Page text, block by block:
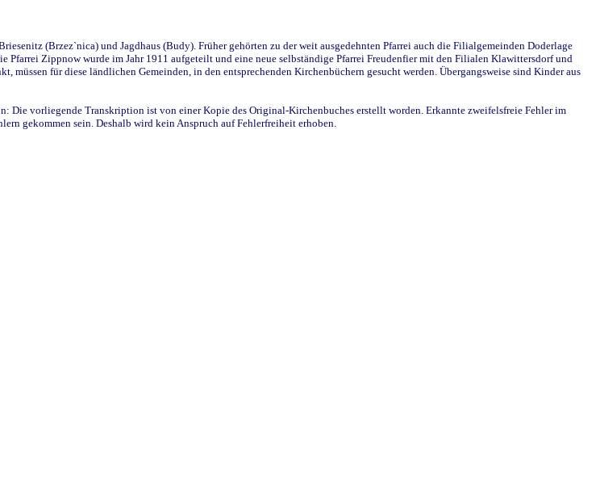
(Brzez`nica) und Jagdhaus (Budy). Früher gehörten zu der weit ausgedehnten Pfarrei auch die Filialgemeinden Doderlage
Zippnow wurde im Jahr 1911 aufgeteilt und eine neue selbständige Pfarrei Freudenfier mit den Filialen Klawittersdorf und
für diese ländlichen Gemeinden, in den entsprechenden Kirchenbüchern gesucht werden. Übergangsweise sind Kinder aus
Die vorliegende Transkription ist von einer Kopie des Original-Kirchenbuches erstellt worden. Erkannte zweifelsfreie Fehler im
gekommen sein. Deshalb wird kein Anspruch auf Fehlerfreiheit erhoben.